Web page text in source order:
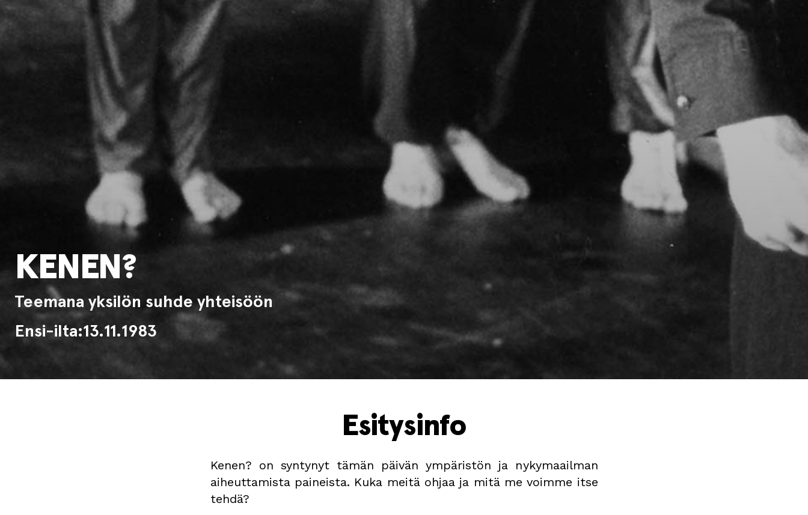
KENEN?
Teemana yksilön suhde yhteisöön
Ensi-ilta:13.11.1983
Esitysinfo
Kenen? on syntynyt tämän päivän ympäristön ja nykymaailman
aiheuttamista paineista. Kuka meitä ohjaa ja mitä me voimme itse
tehdä?